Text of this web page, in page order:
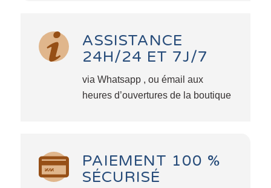
ASSISTANCE
24H/24 ET 7J/7
via Whatsapp , ou émail aux
heures d’ouvertures de la boutique
PAIEMENT 100 %
SÉCURISÉ